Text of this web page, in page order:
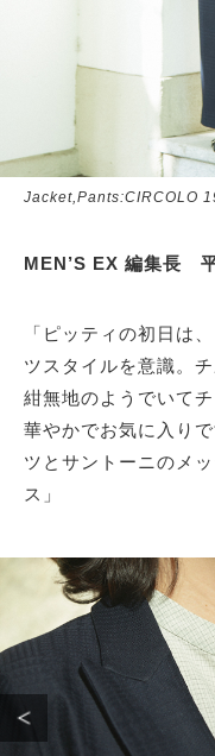
Jacket,Pants:CIRCOLO
MEN’S EX 編集長
「ピッティの初日は
ツスタイルを意識。
紺無地のようでいて
華やかでお気に入り
ツとサントーニのメ
ス」